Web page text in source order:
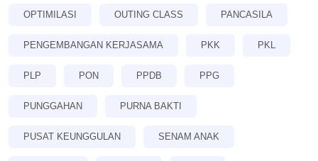
OPTIMILASI OUTING CLASS PANCASILA
PENGEMBANGAN KERJASAMA PKK PKL
PLP PON PPDB PPG
PUNGGAHAN PURNA BAKTI
PUSAT KEUNGGULAN SENAM ANAK